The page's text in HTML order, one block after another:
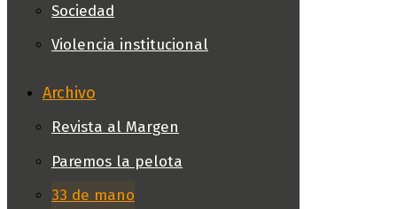
Sociedad
Violencia institucional
Archivo
Revista al Margen
Paremos la pelota
33 de mano